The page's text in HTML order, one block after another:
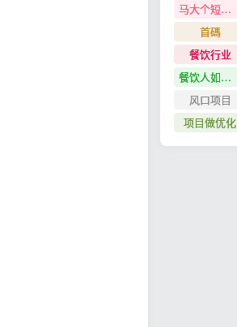
马大个短视频投放课
首碼
餐饮行业
餐饮人如何用团购给门店拓客
风口项目
项目做优化